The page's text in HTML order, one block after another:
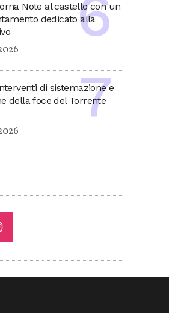
Note al castello con un
dedicato alla
di sistemazione e
della foce del Torrente